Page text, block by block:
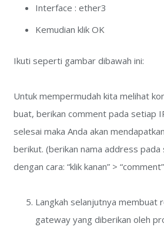
Interface : ether3
Kemudian klik OK
Ikuti seperti gambar dibawah ini:
Untuk mempermudah kita melihat
buat, berikan comment pada setiap
selesai maka Anda akan
berikut. (berikan nama address
dengan cara: “klik kanan” >
Langkah selanjutnya membuat
gateway yang diberikan oleh